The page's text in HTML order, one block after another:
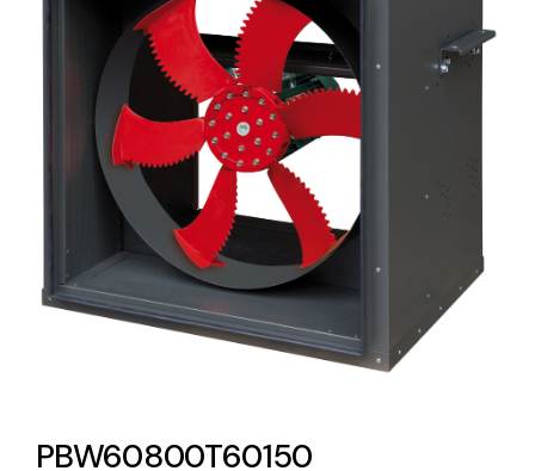
Lighting and Electrical
Equipment
Complete solutions in lighting and electrical
material for each project and need
PBW60800T60150